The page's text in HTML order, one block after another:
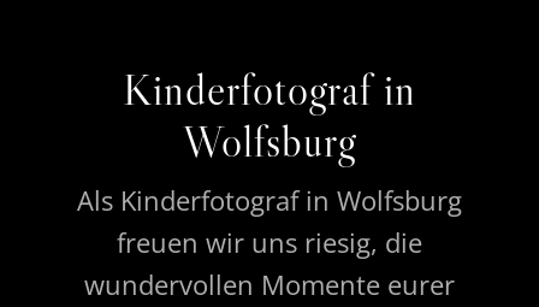
Kinderfotograf in
Wolfsburg
Als Kinderfotograf in Wolfsburg
freuen wir uns riesig, die
wundervollen Momente eurer